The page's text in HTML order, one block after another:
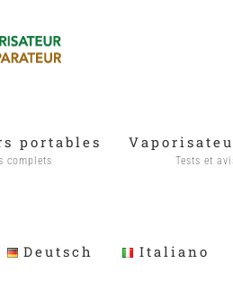
portables
complets Tests et
Deutsch Italiano